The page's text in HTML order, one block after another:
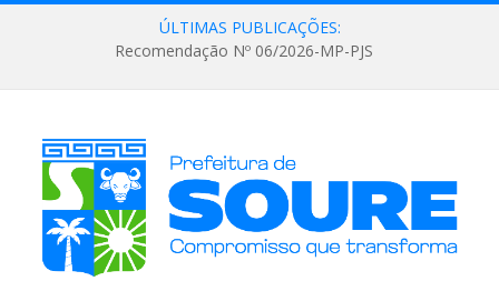
ÚLTIMAS PUBLICAÇÕES:
Recomendação Nº 06/2026-MP-PJS